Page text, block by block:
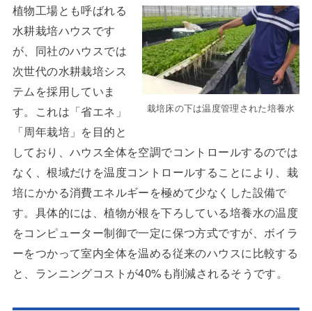
栽培床の下は温度管理された培養水
植物工場とも呼ばれる
水耕栽培ハウスです
が、同社のハウスでは
次世代の水耕栽培シス
テムを採用していま
す。これは「省エネ」
「周年栽培」を目的と
しており、ハウス全体を空調でコントロールするのでは
なく、根域だけを温度コントロールすることにより、栽
培にかかる消費エネルギーを極めて少なくした設備で
す。具体的には、植物が根を下ろしている培養水の温度
をコンピューター制御で一定に保つ方式ですが、ボイラ
ーをつかって室内全体を温める従来のハウスに比較する
と、ランニングコストが40%も削減されるそうです。